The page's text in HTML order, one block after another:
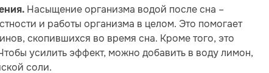
Насыщение организма водой после сна –
и работы организма в целом. Это помогает
скопившихся во время сна. Кроме того, это
усилить эффект, можно добавить в воду лимон,
соли.